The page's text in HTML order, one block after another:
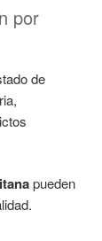
por
de
pueden